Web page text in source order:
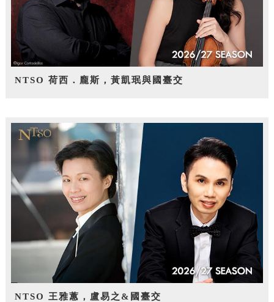
NTSO 荷西．龐斯，黃凱珉與國臺交
NTSO 王雅蕙，盧易之&國臺交